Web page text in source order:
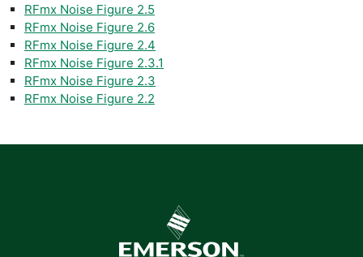
RFmx Noise Figure 2.5
RFmx Noise Figure 2.6
RFmx Noise Figure 2.4
RFmx Noise Figure 2.3.1
RFmx Noise Figure 2.3
RFmx Noise Figure 2.2